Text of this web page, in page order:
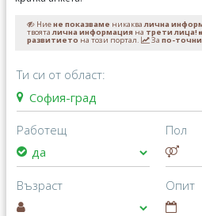
Ниене показваме никаквалична
твояталична информацияна трети лица!
развитието на този портал. За по-точни
Ти си от област:
Работещ Пол
Възраст Опит